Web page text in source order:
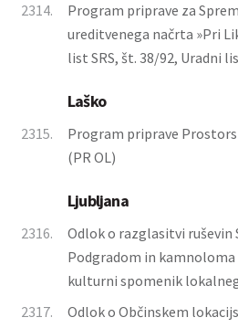
2314.
Program priprave za
ureditvenega načrta »Pri
list SRS, št. 38/92, Uradni
Laško
2315.
Program priprave
(PR OL)
Ljubljana
2316.
Odlok o razglasitvi ruševin
Podgradom in
kulturni spomenik
2317.
Odlok o Občinskem